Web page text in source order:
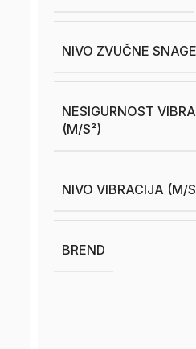
NIVO ZVUČNE
NESIGURNOST
(M/S²)
NIVO VIBRACIJA (M/
BREND